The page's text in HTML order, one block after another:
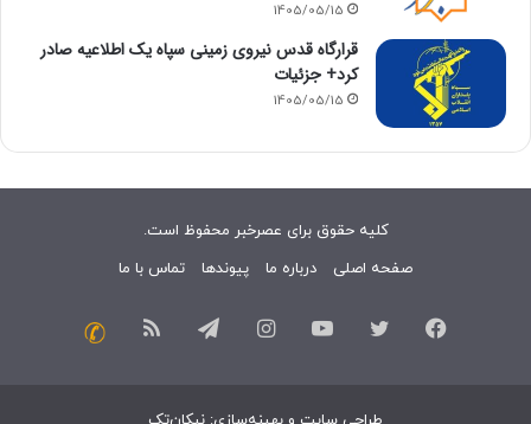
1405/05/15
قرارگاه قدس نیروی زمینی سپاه یک اطلاعیه صادر
کرد+ جزئیات
1405/05/15
کلیه حقوق برای عصرخبر محفوظ است.
صفحه اصلی
درباره ما پیوندها تماس با ما
فیسبوک توییتر یوتیوب اینستاگرامتلگرام خوراک